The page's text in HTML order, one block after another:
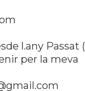
l.any Passat (
per la meva